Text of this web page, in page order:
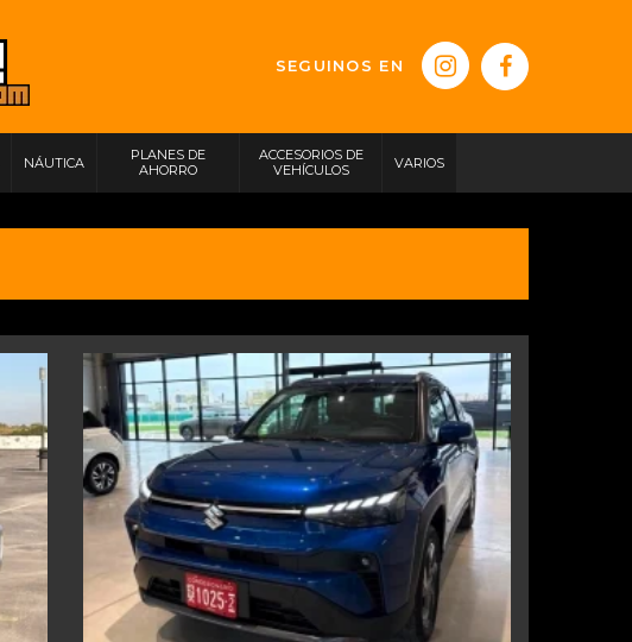
SEGUINOS EN
NÁUTICA
PLANES DE
AHORRO
ACCESORIOS DE
VEHÍCULOS
VARIOS